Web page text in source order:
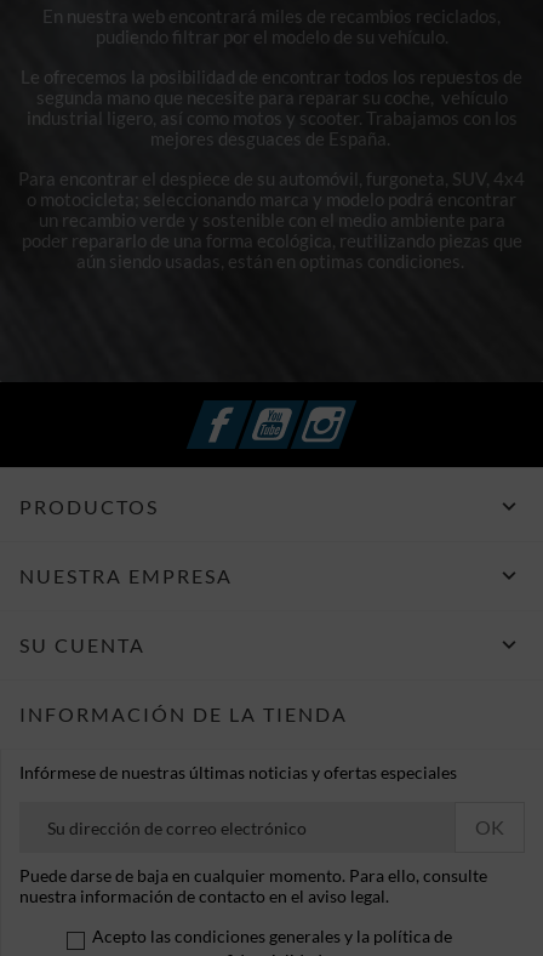
En nuestra web encontrará miles de recambios reciclados,
pudiendo filtrar por el modelo de su vehículo.
Le ofrecemos la posibilidad de encontrar todos los repuestos de
segunda mano que necesite para reparar su coche, vehículo
industrial ligero, así como motos y scooter. Trabajamos con los
mejores desguaces de España.
Para encontrar el despiece de su automóvil, furgoneta, SUV, 4x4
o motocicleta; seleccionando marca y modelo podrá encontrar
un recambio verde y sostenible con el medio ambiente para
poder repararlo de una forma ecológica, reutilizando piezas que
aún siendo usadas, están en optimas condiciones.
FacebookYouTubeInstagram
PRODUCTOS 
NUESTRA EMPRESA 
SU CUENTA 
INFORMACIÓN DE LA TIENDA
Infórmese de nuestras últimas noticias y ofertas especiales
Puede darse de baja en cualquier momento. Para ello, consulte
nuestra información de contacto en el aviso legal.
Acepto las condiciones generales y la política de